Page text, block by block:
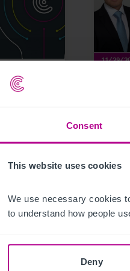
Consent
This website uses cookies
We use necessary cookies
to understand how people
Deny
11/29/